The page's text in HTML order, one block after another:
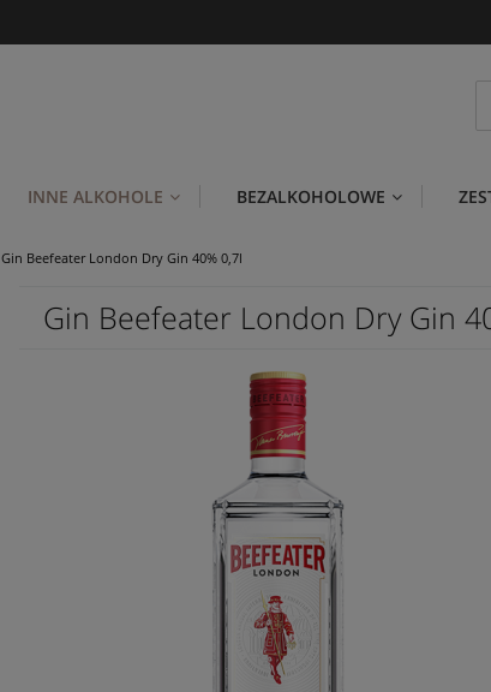
INNE ALKOHOLE BEZALKOHOLOWE
Gin Beefeater London Dry Gin 40% 0,7l
Gin Beefeater London Dry Gin